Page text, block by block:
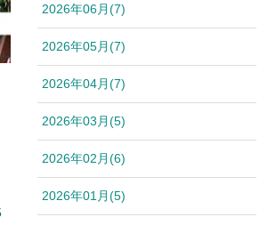
2026年06月(7)
2026年05月(7)
2026年04月(7)
2026年03月(5)
2026年02月(6)
2026年01月(5)